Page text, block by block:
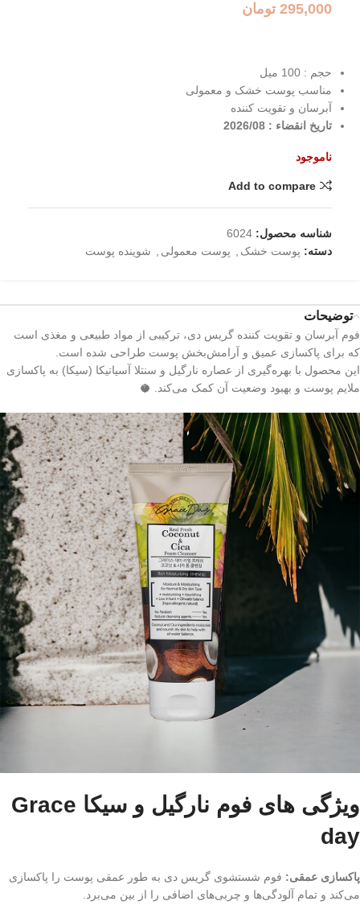
295,000 تومان
حجم : 100 میل
مناسب پوست خشک و معمولی
آبرسان و تقویت کننده
تاریخ انقضاء : 2026/08
ناموجود
Add to compare
شناسه محصول: 6024
دسته: پوست خشک پوست معمولی شوینده پوست
توضیحات
فوم آبرسان و تقویت کننده گریس دی، ترکیبی از مواد طبیعی و مغذی است
که برای پاکسازی عمیق و آرامش‌بخش پوست طراحی شده است.
این محصول با بهره‌گیری از عصاره نارگیل و سنتلا آسیاتیکا (سیکا) به پاکسازی
ملایم پوست و بهبود وضعیت آن کمک می‌کند. 🥥
ویژگی های فوم نارگیل و سیکا Grace
day
پاکسازی عمقی: فوم شستشوی گریس دی به طور عمقی پوست را پاکسازی
می‌کند و تمام آلودگی‌ها و چربی‌های اضافی را از بین می‌برد.